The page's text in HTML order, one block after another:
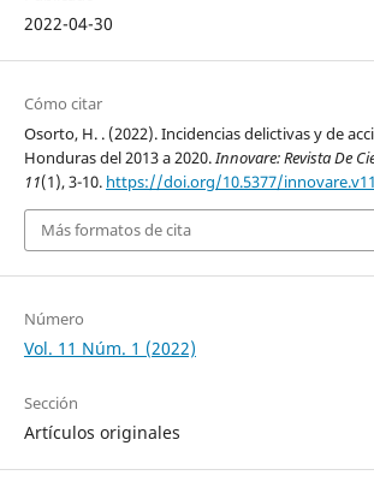
2022-04-30
Cómo citar
Osorto, H. . (2022). Incidencias delictivas y de
Honduras del 2013 a 2020.Innovare: Revista De
11(1), 3-10. https://doi.org/10.5377/
Más formatos de cita
Número
Vol. 11 Núm. 1 (2022)
Sección
Artículos originales